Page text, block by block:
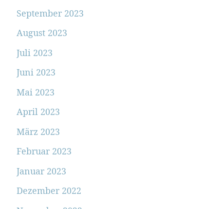
September 2023
August 2023
Juli 2023
Juni 2023
Mai 2023
April 2023
März 2023
Februar 2023
Januar 2023
Dezember 2022